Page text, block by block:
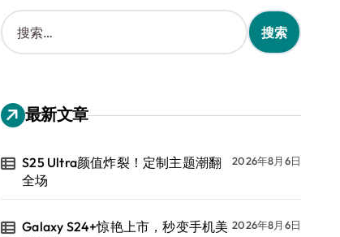
搜
索
：
最新文章
S25 Ultra颜值炸裂！定制主题潮翻
全场
2026年8月6日
Galaxy S24+惊艳上市，秒变手机美 2026年8月6日